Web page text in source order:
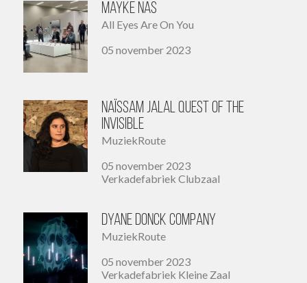
Mayke Nas
All Eyes Are On You
05 november 2023
Naïssam Jalal Quest of the
Invisible
MuziekRoute
05 november 2023
Verkadefabriek Clubzaal
Dyane Donck Company
MuziekRoute
05 november 2023
Verkadefabriek Kleine Zaal